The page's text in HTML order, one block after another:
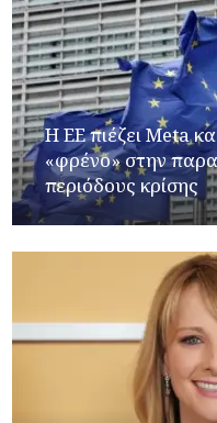
Η ΕΕ πιέζει Meta
«φρένο» στην
περιόδους κρίσης